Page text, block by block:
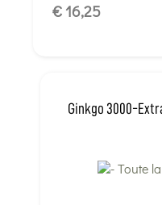
€ 16,25
Ginkgo 3000-